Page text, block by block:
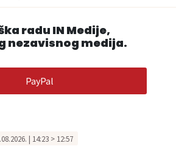
radu IN Medije,
nezavisnog medija.
PayPal
| 14:23 > 12:57